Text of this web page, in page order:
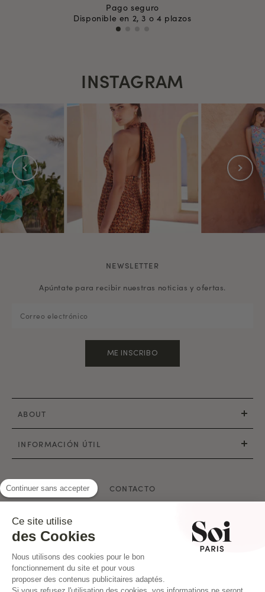
Pago seguro
Disponible en 2, 3 o 4 plazos
INSTAGRAM
CONTACTO
ABOUT
INFORMACIÓN ÚTIL
NEWSLETTER
Apúntate para recibir nuestras noticias y ofertas.
ME INSCRIBO
Continuer sans accepter
Ce site utilise
des Cookies
Nous utilisons des cookies pour le bon
fonctionnement du site et pour vous
proposer des contenus publicitaires adaptés.
Si vous refusez l'utilisation des cookies, vos informations ne seront